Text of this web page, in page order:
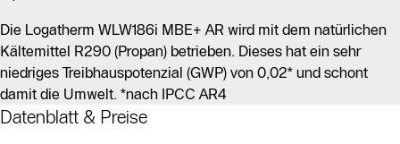
Die Logatherm WLW186i MBE+ AR wird mit dem natürlichen
Kältemittel R290 (Propan) betrieben. Dieses hat ein sehr
niedriges Treibhauspotenzial (GWP) von 0,02* und schont
damit die Umwelt. *nach IPCC AR4
Datenblatt & Preise